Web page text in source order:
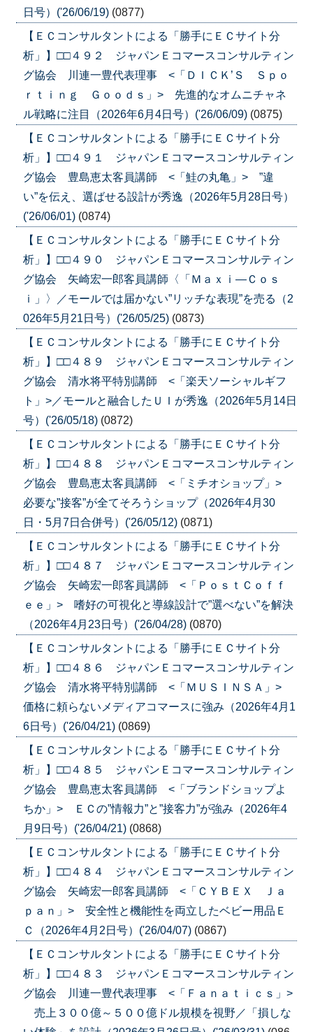
日号）('26/06/19) (0877)
【ＥＣコンサルタントによる「勝手にＥＣサイト分
析」】□□４９２ ジャパンＥコマースコンサルティン
グ協会 川連一豊代表理事 <「ＤＩＣＫ’Ｓ Ｓｐｏ
ｒｔｉｎｇ Ｇｏｏｄｓ」> 先進的なオムニチャネ
ル戦略に注目（2026年6月4日号）('26/06/09) (0875)
【ＥＣコンサルタントによる「勝手にＥＣサイト分
析」】□□４９１ ジャパンＥコマースコンサルティン
グ協会 豊島恵太客員講師 <「鮭の丸亀」> ”違
い”を伝え、選ばせる設計が秀逸（2026年5月28日号）
('26/06/01) (0874)
【ＥＣコンサルタントによる「勝手にＥＣサイト分
析」】□□４９０ ジャパンＥコマースコンサルティン
グ協会 矢崎宏一郎客員講師〈「Ｍａｘｉ―Ｃｏｓ
ｉ」〉／モールでは届かない”リッチな表現”を売る（2
026年5月21日号）('26/05/25) (0873)
【ＥＣコンサルタントによる「勝手にＥＣサイト分
析」】□□４８９ ジャパンＥコマースコンサルティン
グ協会 清水将平特別講師 <「楽天ソーシャルギフ
ト」>／モールと融合したＵＩが秀逸（2026年5月14日
号）('26/05/18) (0872)
【ＥＣコンサルタントによる「勝手にＥＣサイト分
析」】□□４８８ ジャパンＥコマースコンサルティン
グ協会 豊島恵太客員講師 <「ミチオショップ」>
必要な”接客”が全てそろうショップ（2026年4月30
日・5月7日合併号）('26/05/12) (0871)
【ＥＣコンサルタントによる「勝手にＥＣサイト分
析」】□□４８７ ジャパンＥコマースコンサルティン
グ協会 矢崎宏一郎客員講師 <「ＰｏｓｔＣｏｆｆ
ｅｅ」> 嗜好の可視化と導線設計で”選べない”を解決
（2026年4月23日号）('26/04/28) (0870)
【ＥＣコンサルタントによる「勝手にＥＣサイト分
析」】□□４８６ ジャパンＥコマースコンサルティン
グ協会 清水将平特別講師 <「ＭＵＳＩＮＳＡ」>
価格に頼らないメディアコマースに強み（2026年4月1
6日号）('26/04/21) (0869)
【ＥＣコンサルタントによる「勝手にＥＣサイト分
析」】□□４８５ ジャパンＥコマースコンサルティン
グ協会 豊島恵太客員講師 <「ブランドショップよ
ちか」> ＥＣの”情報力”と”接客力”が強み（2026年4
月9日号）('26/04/21) (0868)
【ＥＣコンサルタントによる「勝手にＥＣサイト分
析」】□□４８４ ジャパンＥコマースコンサルティン
グ協会 矢崎宏一郎客員講師 <「ＣＹＢＥＸ Ｊａ
ｐａｎ」> 安全性と機能性を両立したベビー用品Ｅ
Ｃ（2026年4月2日号）('26/04/07) (0867)
【ＥＣコンサルタントによる「勝手にＥＣサイト分
析」】□□４８３ ジャパンＥコマースコンサルティン
グ協会 川連一豊代表理事 <「Ｆａｎａｔｉｃｓ」>
売上３００億～５００億ドル規模を視野／「損しな